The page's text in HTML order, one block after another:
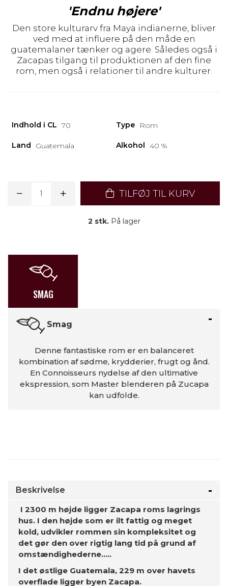
'Endnu højere'
Den store kulturarv fra Maya indianerne, bliver
ved med at influere på den måde en
guatemalaner tænker og agere. Således også i
Zacapas tilgang til produktionen af den fine
rom, men også i relationer til andre kulturer.
Indhold i CL 70 Type Rom
Land Guatemala Alkohol 40 %
TILFØJ TIL KURV
2 stk.På lager
SMAG
Smag
Denne fantastiske rom er en balanceret
kombination af sødme, krydderier, frugt og ånd.
En Connoisseurs nydelse af den ultimative
ekspression, som Master blenderen på Zucapa
kan udfolde.
Beskrivelse
I 2300 m højde ligger Zacapa roms lagrings
hus. I den højde som er ilt fattig og meget
kold, udvikler rommen sin kompleksitet og
det gør den over rigtig lang tid på grund af
omstændighederne…..
I det østlige Guatemala, 229 m over havets
overflade ligger byen Zacapa.